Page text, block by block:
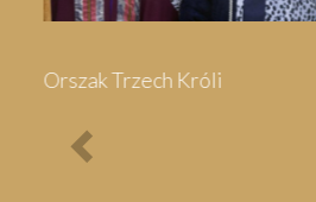
Bieg Papieski
XXII Pielgrzymi
Półmaraton - 1/3